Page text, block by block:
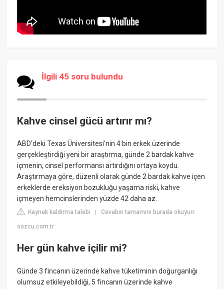
İlgili 45 soru bulundu
Kahve cinsel gücü artırır mı?
ABD'deki Texas Üniversitesi'nin 4 bin erkek üzerinde
gerçekleştirdiği yeni bir araştırma, günde 2 bardak kahve
içmenin, cinsel performansı artırdığını ortaya koydu.
Araştırmaya göre, düzenli olarak günde 2 bardak kahve içen
erkeklerde ereksiyon bozukluğu yaşama riski, kahve
içmeyen hemcinslerinden yüzde 42 daha az.
Kaynak kaldırma talebi |Cevabın tamamını burada okuyun:
sozcu.com.tr
Her gün kahve içilir mi?
Günde 3 fincanın üzerinde kahve tüketiminin doğurganlığı
olumsuz etkileyebildiği, 5 fincanın üzerinde kahve